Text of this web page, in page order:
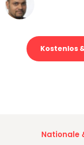
Kostenlos
Nationale